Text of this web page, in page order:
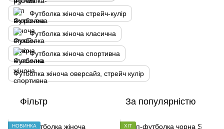
Футболка жіноча стрейч-кулір
Футболка жіноча класична
Футболка жіноча спортивна
Футболка жіноча оверсайз, стрейч кулір
Фільтр За популярністю
НОВИНКА ХІТ